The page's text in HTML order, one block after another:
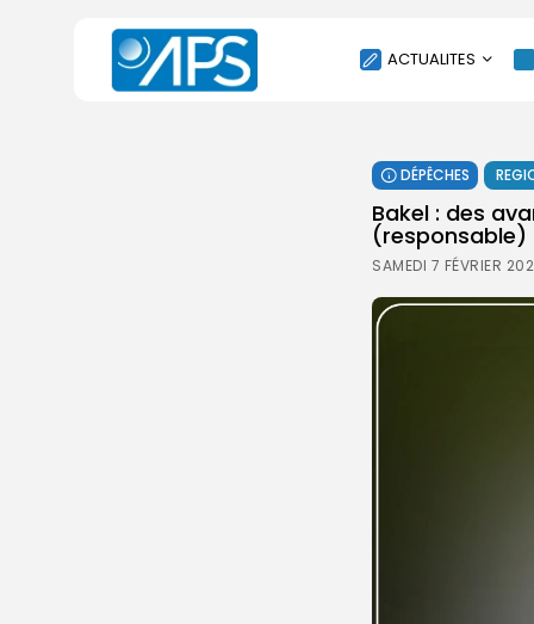
ACTUALITES
SOCIÉTÉ
ÉCONOMIE
CULTURE
DÉPÊCHES
Bakel : des
(responsable)
SAMEDI 7 FÉVRIER